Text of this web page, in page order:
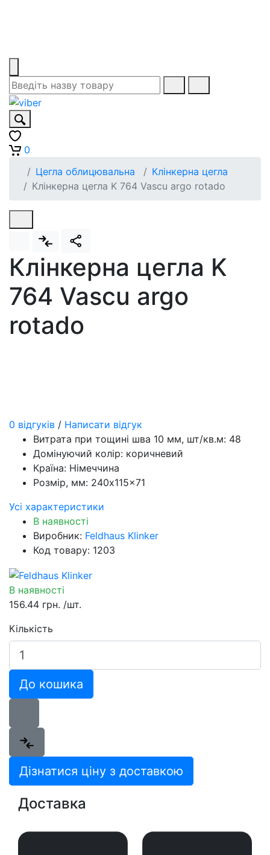
0
Цегла облицювальна
Клінкерна цегла
Клінкерна цегла K 764 Vascu argo rotado
Клінкерна цегла K
764 Vascu argo
rotado
0 відгуків / Написати відгук
Витрата при тощині шва 10 мм, шт/кв.м: 48
Домінуючий колір: коричневий
Країна: Німеччина
Розмір, мм: 240x115x71
Усі характеристики
В наявності
Виробник: Feldhaus Klinker
Код товару: 1203
В наявності
156.44 грн. /шт.
Кількість
До кошика
Дізнатися ціну з доставкою
Доставка